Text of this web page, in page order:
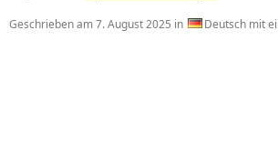
Geschrieben am7. August 2025 in Deutsch mit